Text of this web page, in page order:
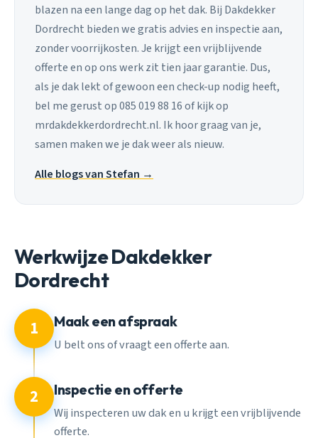
blazen na een lange dag op het dak. Bij Dakdekker
Dordrecht bieden we gratis advies en inspectie aan,
zonder voorrijkosten. Je krijgt een vrijblijvende
offerte en op ons werk zit tien jaar garantie. Dus,
als je dak lekt of gewoon een check-up nodig heeft,
bel me gerust op 085 019 88 16 of kijk op
mrdakdekkerdordrecht.nl. Ik hoor graag van je,
samen maken we je dak weer als nieuw.
Alle blogs van Stefan →
Werkwijze Dakdekker
Dordrecht
1 Maak een afspraak
U belt ons of vraagt een offerte aan.
2 Inspectie en offerte
Wij inspecteren uw dak en u krijgt een vrijblijvende
offerte.